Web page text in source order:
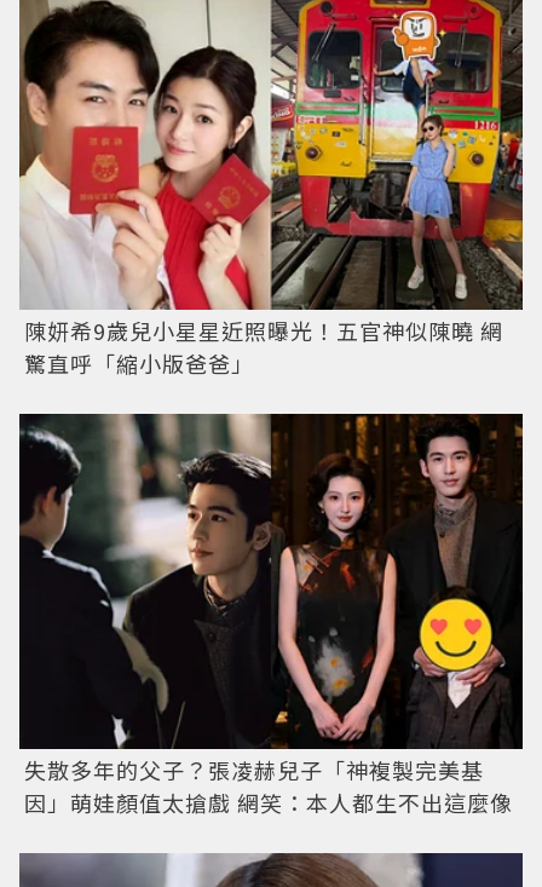
陳妍希9歲兒小星星近照曝光！五官神似陳曉 網
驚直呼「縮小版爸爸」
失散多年的父子？張凌赫兒子「神複製完美基
因」萌娃顏值太搶戲 網笑：本人都生不出這麼像